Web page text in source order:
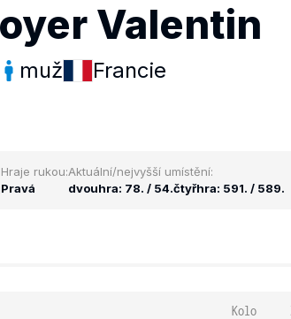
Valentin
muž Francie
Hraje rukou:
Pravá
Aktuální/nejvyšší umístění:
dvouhra: 78. / 54.čtyřhra: 591. / 589.
Kolo